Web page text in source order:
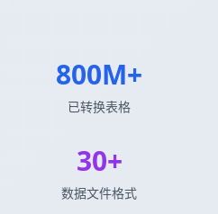
800M+
已转换表格
30+
数据文件格式